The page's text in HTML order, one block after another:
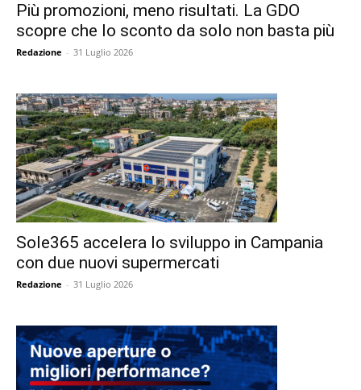
Più promozioni, meno risultati. La GDO
scopre che lo sconto da solo non basta più
Redazione - 31 Luglio 2026
Sole365 accelera lo sviluppo in Campania
con due nuovi supermercati
Redazione - 31 Luglio 2026